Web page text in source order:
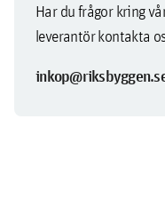
Har du frågor kring
leverantör kontakta